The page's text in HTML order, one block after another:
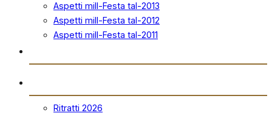
Aspetti mill-Festa tal-2013
Aspetti mill-Festa tal-2012
Aspetti mill-Festa tal-2011
Ritratti 2026